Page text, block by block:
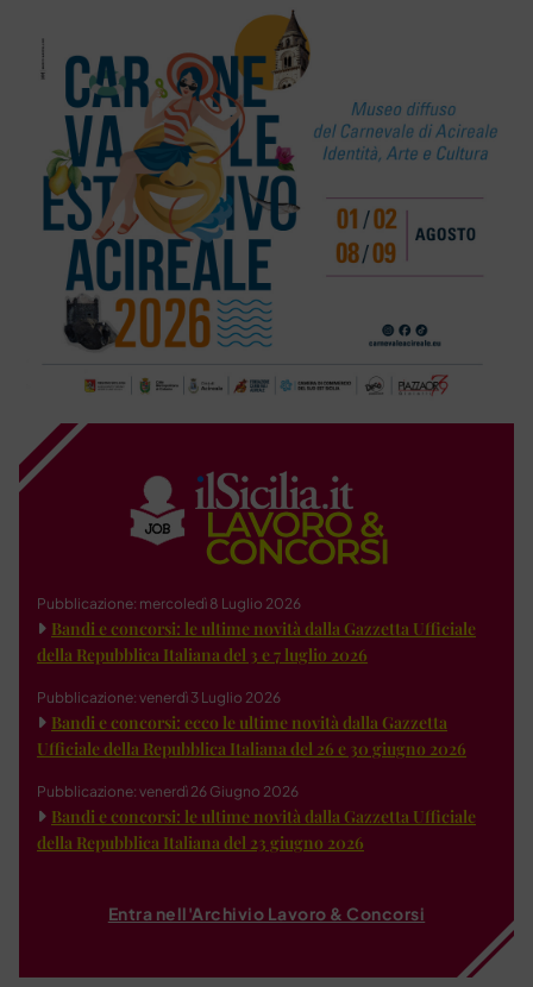
Pubblicazione: mercoledì 8 Luglio 2026
Bandi e concorsi: le ultime novità dalla Gazzetta Ufficiale
della Repubblica Italiana del 3 e 7 luglio 2026
Pubblicazione: venerdì 3 Luglio 2026
Bandi e concorsi: ecco le ultime novità dalla Gazzetta
Ufficiale della Repubblica Italiana del 26 e 30 giugno 2026
Pubblicazione: venerdì 26 Giugno 2026
Bandi e concorsi: le ultime novità dalla Gazzetta Ufficiale
della Repubblica Italiana del 23 giugno 2026
Entra nell'Archivio Lavoro & Concorsi